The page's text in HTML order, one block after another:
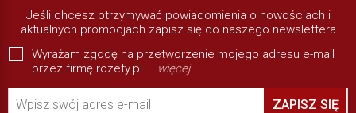
Jeśli chcesz otrzymywać powiadomienia o nowościach i
aktualnych promocjach zapisz się do naszego newslettera
Wyrażam zgodę na przetworzenie mojego adresu e-mail
przez firmę rozety.pl
więcej
Wpisz swój adres e-mail ZAPISZ SIĘ